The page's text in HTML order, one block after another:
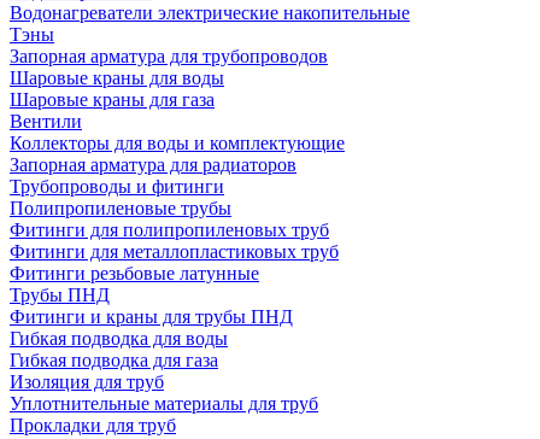
Водонагреватели электрические накопительные
Тэны
Запорная арматура для трубопроводов
Шаровые краны для воды
Шаровые краны для газа
Вентили
Коллекторы для воды и комплектующие
Запорная арматура для радиаторов
Трубопроводы и фитинги
Полипропиленовые трубы
Фитинги для полипропиленовых труб
Фитинги для металлопластиковых труб
Фитинги резьбовые латунные
Трубы ПНД
Фитинги и краны для трубы ПНД
Гибкая подводка для воды
Гибкая подводка для газа
Изоляция для труб
Уплотнительные материалы для труб
Прокладки для труб